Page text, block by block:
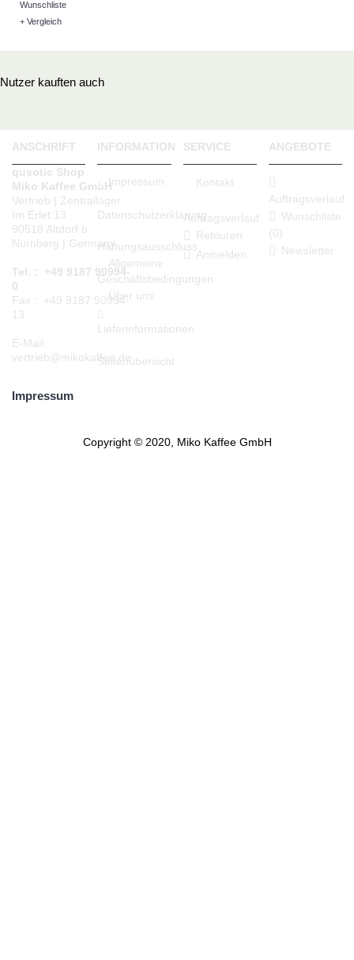
Wunschliste
+ Vergleich
Nutzer kauften auch
ANSCHRIFT
qusotic Shop
Miko Kaffee GmbH
Vertrieb | Zentrallager
Im Erlet 13
90518 Altdorf b.
Nürnberg | Germany
Tel. : +49 9187 90994-
0
Fax : +49 9187 90994-
13
E-Mail:
vertrieb@mikokaffee.de
INFORMATION
Impressum
Datenschutzerklärung
Haftungsausschluss
Allgemeine
Geschäftsbedingungen
Über uns
Lieferinformationen
Seitenübersicht
SERVICE
Kontakt
Auftragsverlauf
Retouren
Anmelden
ANGEBOTE
Auftragsverlauf
Wunschliste
(0)
Newsletter
Impressum
Copyright © 2020, Miko Kaffee GmbH